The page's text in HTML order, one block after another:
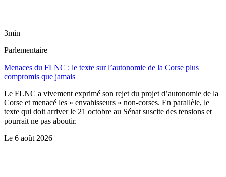
3min
Parlementaire
Menaces du FLNC : le texte sur l’autonomie de la Corse plus
compromis que jamais
Le FLNC a vivement exprimé son rejet du projet d’autonomie de la
Corse et menacé les « envahisseurs » non-corses. En parallèle, le
texte qui doit arriver le 21 octobre au Sénat suscite des tensions et
pourrait ne pas aboutir.
Le 6 août 2026